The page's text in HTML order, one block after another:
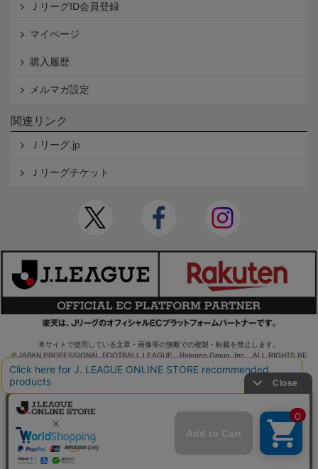
ＪリーグID会員登録
マイページ
購入履歴
メルマガ設定
関連リンク
Ｊリーグ.jp
Ｊリーグチケット
本サイトで使用している文章・画像等の無断での複製・転載を禁止します。
© JAPAN PROFESSIONAL FOOTBALL LEAGUE Rakuten Group, Inc. ALL RIGHTS RE
SERVED.